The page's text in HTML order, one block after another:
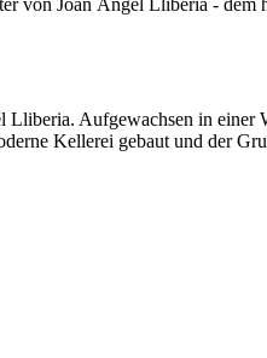
von Joan Àngel Lliberia -
Aufgewachsen in einer
Kellerei gebaut und der